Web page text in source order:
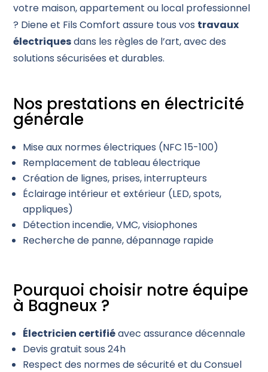
votre maison, appartement ou local professionnel
? Diene et Fils Comfort assure tous vos travaux
électriquesdans les règles de l’art, avec des
solutions sécurisées et durables.
Nos prestations en électricité
générale
Mise aux normes électriques (NFC 15-100)
Remplacement de tableau électrique
Création de lignes, prises, interrupteurs
Éclairage intérieur et extérieur (LED, spots,
appliques)
Détection incendie, VMC, visiophones
Recherche de panne, dépannage rapide
Pourquoi choisir notre équipe
à Bagneux ?
Électricien certifiéavec assurance décennale
Devis gratuit sous 24h
Respect des normes de sécurité et du Consuel